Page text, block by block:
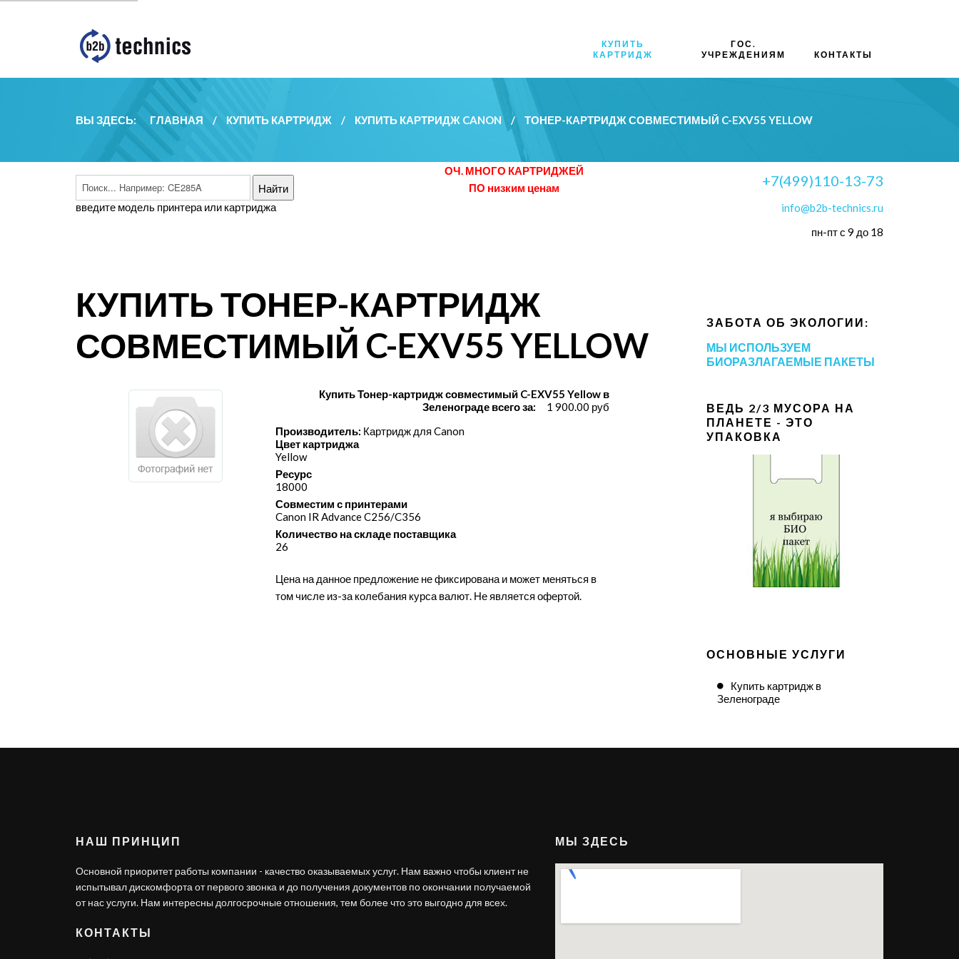
КУПИТЬ
КАРТРИДЖ
ГОС.
УЧРЕЖДЕНИЯМ
КОНТАКТЫ
ВЫ ЗДЕСЬ: ГЛАВНАЯ / КУПИТЬ КАРТРИДЖ / КУПИТЬ КАРТРИДЖ CANON / ТОНЕР-КАРТРИДЖ СОВМЕСТИМЫЙ C-EXV55 YELLOW
введите модель принтера или картриджа
ОЧ. МНОГО КАРТРИДЖЕЙ
ПО низким ценам
+7(499)110-13-73
info@b2b-technics.ru
пн-пт с 9 до 18
КУПИТЬ ТОНЕР-КАРТРИДЖ
СОВМЕСТИМЫЙ C-EXV55 YELLOW
Купить Тонер-картридж совместимый C-EXV55 Yellow в
Зеленограде всего за:
1 900.00 руб
Производитель: Картридж для Canon
Цвет картриджа
Yellow
Ресурс
18000
Совместим с принтерами
Canon IR Advance C256/​C356
Количество на складе поставщика
26
Цена на данное предложение не фиксирована и может меняться в
том числе из-за колебания курса валют. Не является офертой.
ЗАБОТА ОБ ЭКОЛОГИИ:
МЫ ИСПОЛЬЗУЕМ
БИОРАЗЛАГАЕМЫЕ ПАКЕТЫ
ВЕДЬ 2/3 МУСОРА НА
ПЛАНЕТЕ - ЭТО
УПАКОВКА
ОСНОВНЫЕ УСЛУГИ
Купить картридж в
Зеленограде
НАШ ПРИНЦИП
Основной приоритет работы компании - качество оказываемых услуг. Нам важно чтобы клиент не
испытывал дискомфорта от первого звонка и до получения документов по окончании получаемой
от нас услуги. Нам интересны долгосрочные отношения, тем более что это выгодно для всех.
КОНТАКТЫ
МЫ ЗДЕСЬ